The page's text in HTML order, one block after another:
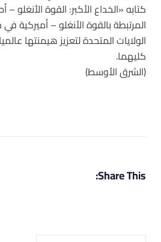
كتابه «الخداع الأكبر: القوة
المرتبطة بالقوة الأنغلو –
الولايات المتحدة لتعزيز هيمنتها
كليهما.
(الشرق الأوسط)
Share This: